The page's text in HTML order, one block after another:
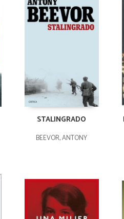
STALINGRADO
BEEVOR, ANTONY